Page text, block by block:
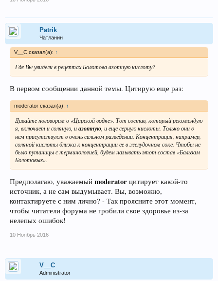
Patrik
Чатланин
V__C сказал(а): ↑
Где Вы увидели в рецептах Болотова азотную кислоту?
В первом сообщении данной темы. Цитирую еще раз:
moderator сказал(а): ↑
Давайте поговорим о «Царской водке». Тот состав, который рекомендую
я, включает и соляную, иазотную, и еще серную кислоты. Только они в
нем присутствуют в очень сильном разведении. Концентрация, например,
соляной кислоты близка к концентрации ее в желудочном соке. Чтобы не
было путаницы с терминологией, будем называть этот состав «Бальзам
Болотовых».
Предполагаю, уважаемый moderator цитирует какой-то
источник, а не сам выдумывает. Вы, возможно,
контактируете с ним лично? - Так проясните этот момент,
чтобы читатели форума не гробили свое здоровье из-за
нелепых ошибок!
10 Ноябрь 2016
V__C
Administrator